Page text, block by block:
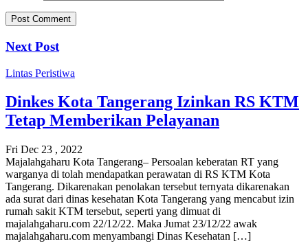
Next Post
Lintas Peristiwa
Dinkes Kota Tangerang Izinkan RS KTM
Tetap Memberikan Pelayanan
Fri Dec 23 , 2022
Majalahgaharu Kota Tangerang– Persoalan keberatan RT yang
warganya di tolah mendapatkan perawatan di RS KTM Kota
Tangerang. Dikarenakan penolakan tersebut ternyata dikarenakan
ada surat dari dinas kesehatan Kota Tangerang yang mencabut izin
rumah sakit KTM tersebut, seperti yang dimuat di
majalahgaharu.com 22/12/22. Maka Jumat 23/12/22 awak
majalahgaharu.com menyambangi Dinas Kesehatan […]